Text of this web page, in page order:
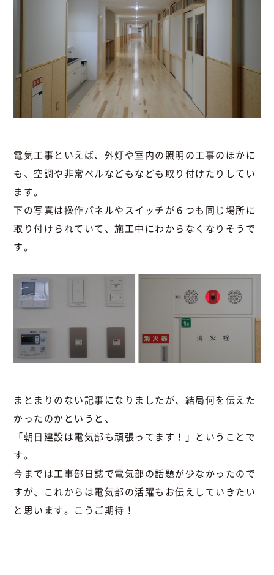
電気工事といえば、外灯や室内の照明の工事のほかに
も、空調や非常ベルなどもなども取り付けたりしてい
ます。
下の写真は操作パネルやスイッチが６つも同じ場所に
取り付けられていて、施工中にわからなくなりそうで
す。
まとまりのない記事になりましたが、結局何を伝えた
かったのかというと、
「朝日建設は電気部も頑張ってます！」ということで
す。
今までは工事部日誌で電気部の話題が少なかったので
すが、これからは電気部の活躍もお伝えしていきたい
と思います。こうご期待！